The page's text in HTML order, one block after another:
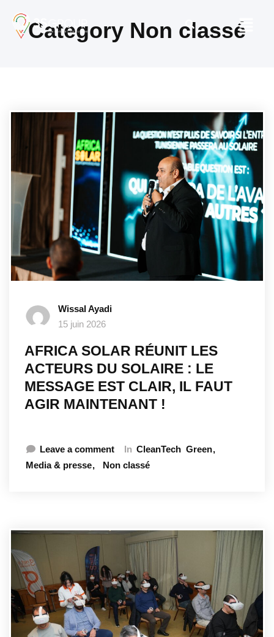
Category Non classé
Wissal Ayadi
15 juin 2026
AFRICA SOLAR RÉUNIT LES
ACTEURS DU SOLAIRE : LE
MESSAGE EST CLAIR, IL FAUT
AGIR MAINTENANT !
Leave a comment In CleanTech Green
Media & presse
Non classé